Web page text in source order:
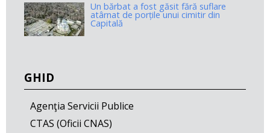
Un bărbat a fost găsit fără suflare
atârnat de porțile unui cimitir din
Capitală
GHID
Agenţia Servicii Publice
CTAS (Oficii CNAS)